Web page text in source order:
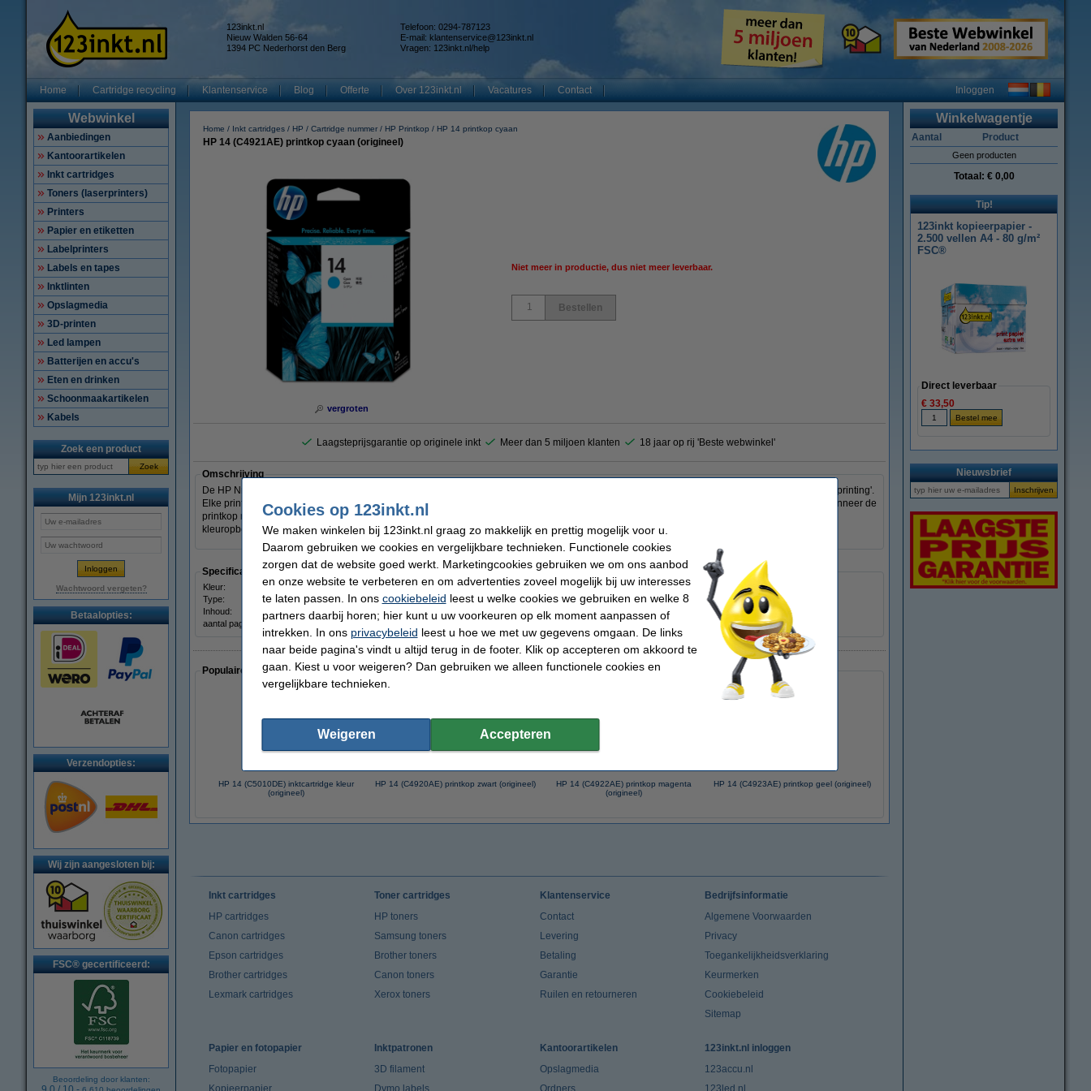
123inkt.nl
Nieuw Walden 56-64
1394 PC Nederhorst den Berg
Telefoon: 0294-787123
E-mail: klantenservice@123inkt.nl
Vragen: 123inkt.nl/help
Home Cartridge recycling Klantenservice Blog Offerte Over 123inkt.nl Vacatures Contact Inloggen
Webwinkel
Aanbiedingen
Kantoorartikelen
Inkt cartridges
Toners (laserprinters)
Printers
Papier en etiketten
Labelprinters
Labels en tapes
Inktlinten
Opslagmedia
3D-printen
Led lampen
Batterijen en accu's
Eten en drinken
Schoonmaakartikelen
Kabels
Zoek een product
Zoek
Mijn 123inkt.nl
Wachtwoord vergeten?
Betaalopties:
Verzendopties:
Wij zijn aangesloten bij:
FSC® gecertificeerd:
Beoordeling door klanten:
Home Inkt cartridges HP Cartridge nummer HP Printkop HP 14 printkop cyaan
HP 14 (C4921AE) printkop cyaan (origineel)
vergroten
Niet meer in productie, dus niet meer leverbaar.
Bestellen
Laagsteprijsgarantie op originele inkt Meer dan 5 miljoen klanten 18 jaar op rij 'Beste webwinkel'
Omschrijving
De HP Nr. 14 long-life printkoppen vormen een compleet systeem dat een snelle, professionele printkwaliteit biedt, plus de voordelen van ‘smart printing'.
Elke printkop bevat slimme technologie die de printkop nauwkeurig afstelt. Door deze constante kwaliteitscontrole (inclusief waarschuwingen wanneer de
printkop moet worden vervangen) heeft het printsysteem nauwelijks aandacht nodig en wordt de productiviteit gemaximaliseerd. De verbeterde
kleuropbouw met HP Photoret III zorgt voor een ongekende vooruitgang in de weergavekwaliteit.
Specificaties
Kleur: cyaan Merk:
HP
Type:
inkjet printkop EAN-code:
088698314715
Inhoud:
-
031330
aantal pagina's:
± 30.000 pagina's Nummer: C4921AE
Populaire artikelen van klanten die dit artikel ook besteld hebben
HP 14 (C5010DE) inktcartridge kleur
(origineel)
HP 14 (C4920AE) printkop zwart (origineel)
HP 14 (C4922AE) printkop magenta
(origineel)
HP 14 (C4923AE) printkop geel (origineel)
Winkelwagentje
Aantal Product
Geen producten
Totaal: € 0,00
Tip!
123inkt kopieerpapier -
2.500 vellen A4 - 80 g/m²
FSC®
Direct leverbaar
€ 33,50
Nieuwsbrief
Inkt cartridges
HP cartridges
Canon cartridges
Epson cartridges
Brother cartridges
Lexmark cartridges
Toner cartridges
HP toners
Samsung toners
Brother toners
Canon toners
Xerox toners
Klantenservice
Contact
Levering
Betaling
Garantie
Ruilen en retourneren
Bedrijfsinformatie
Algemene Voorwaarden
Privacy
Toegankelijkheidsverklaring
Keurmerken
Cookiebeleid
Sitemap
Papier en fotopapier
Fotopapier
Kopieerpapier
Inktpatronen
3D filament
Dymo labels
Kantoorartikelen
Opslagmedia
Ordners
123inkt.nl inloggen
123accu.nl
123led.nl
Cookies op 123inkt.nl
We maken winkelen bij 123inkt.nl graag zo makkelijk en prettig mogelijk voor u.
Daarom gebruiken we cookies en vergelijkbare technieken. Functionele cookies
zorgen dat de website goed werkt. Marketingcookies gebruiken we om ons aanbod
en onze website te verbeteren en om advertenties zoveel mogelijk bij uw interesses
te laten passen. In ons cookiebeleid leest u welke cookies we gebruiken en welke 8
partners daarbij horen; hier kunt u uw voorkeuren op elk moment aanpassen of
intrekken. In ons privacybeleid leest u hoe we met uw gegevens omgaan. De links
naar beide pagina's vindt u altijd terug in de footer. Klik op accepteren om akkoord te
gaan. Kiest u voor weigeren? Dan gebruiken we alleen functionele cookies en
vergelijkbare technieken.
Weigeren Accepteren